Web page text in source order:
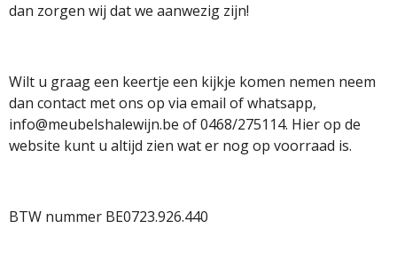
dan zorgen wij dat we aanwezig zijn!
Wilt u graag een keertje een kijkje komen nemen neem
dan contact met ons op via email of whatsapp,
info@meubelshalewijn.be of 0468/275114. Hier op de
website kunt u altijd zien wat er nog op voorraad is.
BTW nummer BE0723.926.440